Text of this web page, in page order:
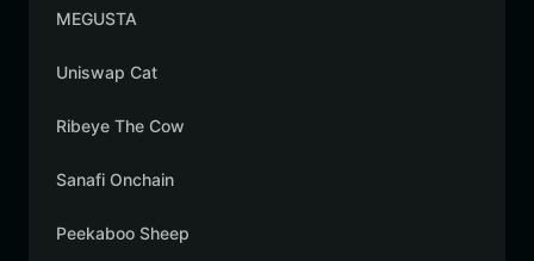
MEGUSTA
Uniswap Cat
Ribeye The Cow
Sanafi Onchain
Peekaboo Sheep